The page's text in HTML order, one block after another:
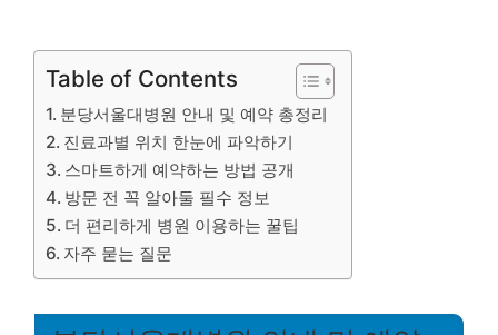
Table of Contents
분당서울대병원 안내 및 예약 총정리
진료과별 위치 한눈에 파악하기
스마트하게 예약하는 방법 공개
방문 전 꼭 알아둘 필수 정보
더 편리하게 병원 이용하는 꿀팁
자주 묻는 질문